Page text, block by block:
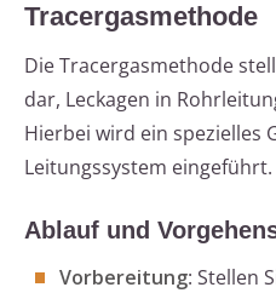
Tracergasmethode
Die Tracergasmethode
dar, Leckagen in
Hierbei wird ein spezielles
Leitungssystem eingeführt.
Ablauf und
Vorbereitung: Stellen